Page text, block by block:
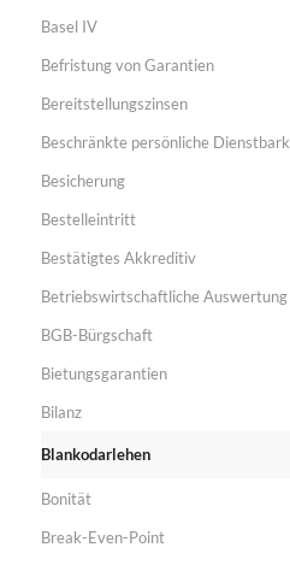
Basel IV
Befristung von Garantien
Bereitstellungszinsen
Beschränkte persönliche
Besicherung
Bestelleintritt
Bestätigtes Akkreditiv
Betriebswirtschaftliche Auswertung
BGB-Bürgschaft
Bietungsgarantien
Bilanz
Blankodarlehen
Bonität
Break-Even-Point